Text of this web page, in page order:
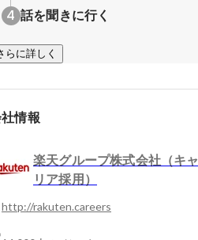
話を聞きに行く
らに詳しく
情報
楽天グループ株式会社（キャ
リア採用）
http://rakuten.careers